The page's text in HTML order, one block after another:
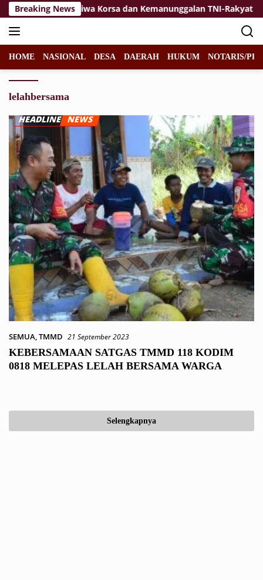
Langsung
ke
konten
Breaking NewsJiwa Korsa dan Kemanunggalan TNI-Rakyat Jadi
HOME NASIONAL DESA DAERAH HUKUM NOTARIS/
lelahbersama
SEMUA,TMMD 21 September 2023
KEBERSAMAAN SATGAS TMMD 118 KODIM
0818 MELEPAS LELAH BERSAMA WARGA
Selengkapnya